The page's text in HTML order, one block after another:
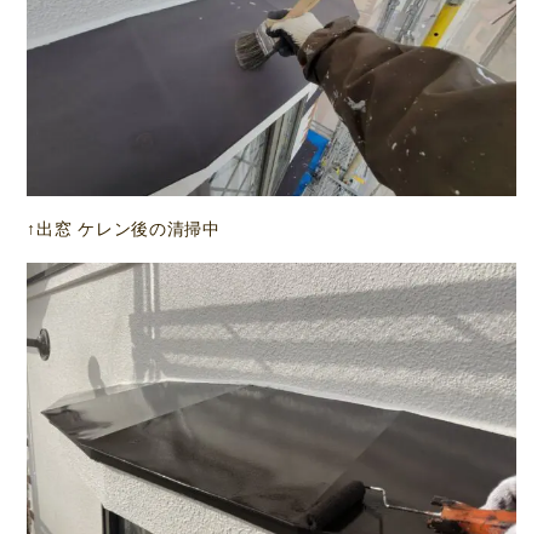
↑出窓 ケレン後の清掃中